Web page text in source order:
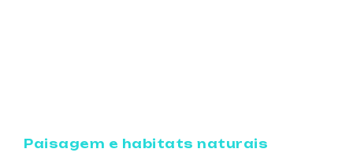
Paisagem e habitats naturais